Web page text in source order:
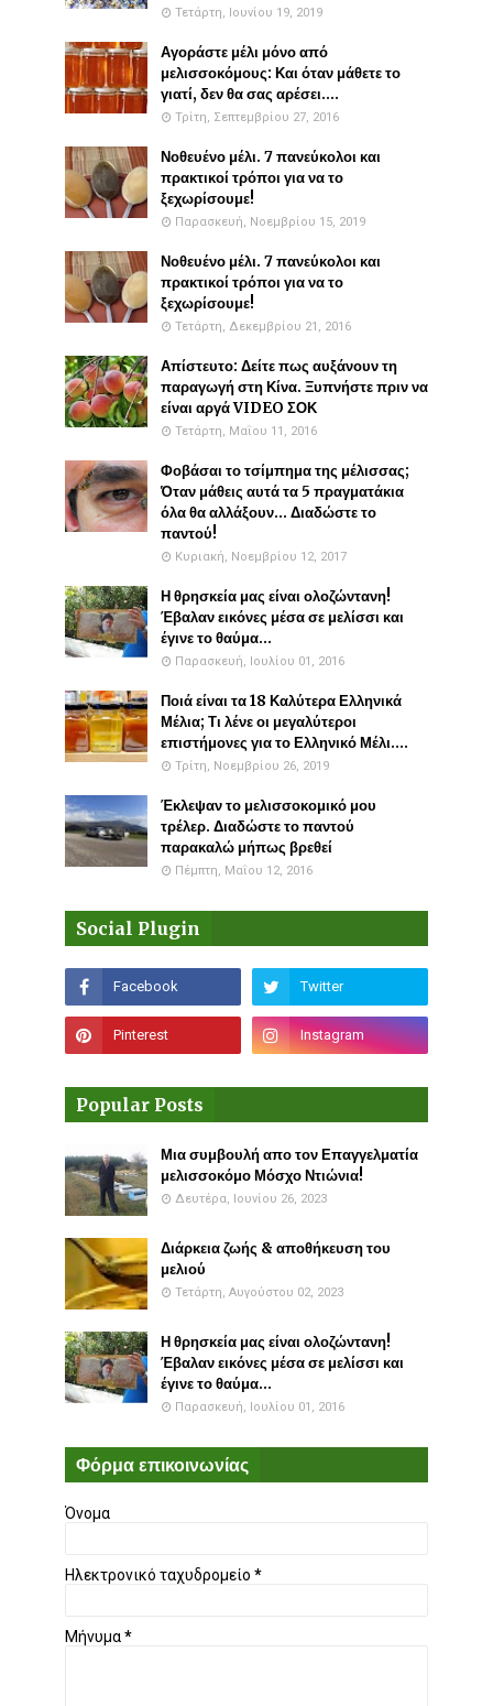
Τετάρτη, Ιουνίου 19, 2019
Αγοράστε μέλι μόνο από
μελισσοκόμους: Και όταν μάθετε το
γιατί, δεν θα σας αρέσει....
Τρίτη, Σεπτεμβρίου 27, 2016
Νοθευένο μέλι. 7 πανεύκολοι και
πρακτικοί τρόποι για να το
ξεχωρίσουμε!
Παρασκευή, Νοεμβρίου 15, 2019
Νοθευένο μέλι. 7 πανεύκολοι και
πρακτικοί τρόποι για να το
ξεχωρίσουμε!
Τετάρτη, Δεκεμβρίου 21, 2016
Απίστευτο: Δείτε πως αυξάνουν τη
παραγωγή στη Κίνα. Ξυπνήστε πριν να
είναι αργά VIDEO ΣΟΚ
Τετάρτη, Μαΐου 11, 2016
Φοβάσαι το τσίμπημα της μέλισσας;
Όταν μάθεις αυτά τα 5 πραγματάκια
όλα θα αλλάξουν... Διαδώστε το
παντού!
Κυριακή, Νοεμβρίου 12, 2017
Η θρησκεία μας είναι ολοζώντανη!
Έβαλαν εικόνες μέσα σε μελίσσι και
έγινε το θαύμα...
Παρασκευή, Ιουλίου 01, 2016
Ποιά είναι τα 18 Καλύτερα Ελληνικά
Μέλια; Τι λένε οι μεγαλύτεροι
επιστήμονες για το Ελληνικό Μέλι....
Τρίτη, Νοεμβρίου 26, 2019
Έκλεψαν το μελισσοκομικό μου
τρέλερ. Διαδώστε το παντού
παρακαλώ μήπως βρεθεί
Πέμπτη, Μαΐου 12, 2016
Social Plugin
Popular Posts
Μια συμβουλή απο τον Επαγγελματία
μελισσοκόμο Μόσχο Ντιώνια!
Δευτέρα, Ιουνίου 26, 2023
Διάρκεια ζωής & αποθήκευση του
μελιού
Τετάρτη, Αυγούστου 02, 2023
Η θρησκεία μας είναι ολοζώντανη!
Έβαλαν εικόνες μέσα σε μελίσσι και
έγινε το θαύμα...
Παρασκευή, Ιουλίου 01, 2016
Φόρμα επικοινωνίας
Όνομα
Ηλεκτρονικό ταχυδρομείο *
Μήνυμα*